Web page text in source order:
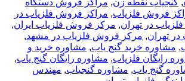
فروش فلزیاب, مراکز فروش فلزیاب در
در تهران, مرکز فروش فلزیاب ایران,
تهران, مرکز فروش فلزیاب در مشهد,
, مشاوره خرید گنج یاب, مشاوره خرید و
رایگان فلزیاب, مشاوره رایگان گنج یاب,
گنج یاب, مشاوره گنجیاب, مهندس